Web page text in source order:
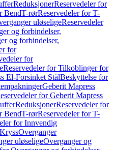
ReduksjonerReservedeler for
BendT-rørReservedeler for T-
uløseligeReservedeler
og forbindelser,
og forbindelser,
for
for
Reservedeler for Tilkoblinger for
El-Forsinket StålBeskyttelse for
Geberit Mapress
for Geberit Mapress
ReduksjonerReservedeler for
BendT-rørReservedeler for T-
for Innvendig
Overganger
uløseligeOverganger og